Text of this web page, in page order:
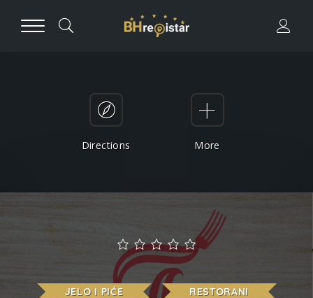
Directions More
JELO I PIĆE RESTORANI